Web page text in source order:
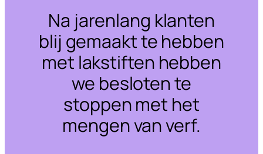
Na jarenlang klanten
blij gemaakt te hebben
met lakstiften hebben
we besloten te
stoppen met het
mengen van verf.